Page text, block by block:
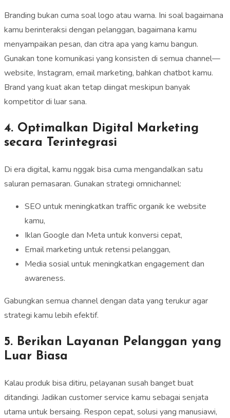
Branding bukan cuma soal logo atau warna. Ini soal bagaimana
kamu berinteraksi dengan pelanggan, bagaimana kamu
menyampaikan pesan, dan citra apa yang kamu bangun.
Gunakan tone komunikasi yang konsisten di semua channel—
website, Instagram, email marketing, bahkan chatbot kamu.
Brand yang kuat akan tetap diingat meskipun banyak
kompetitor di luar sana.
4. Optimalkan Digital Marketing
secara Terintegrasi
Di era digital, kamu nggak bisa cuma mengandalkan satu
saluran pemasaran. Gunakan strategi omnichannel:
SEO untuk meningkatkan traffic organik ke website
kamu,
Iklan Google dan Meta untuk konversi cepat,
Email marketing untuk retensi pelanggan,
Media sosial untuk meningkatkan engagement dan
awareness.
Gabungkan semua channel dengan data yang terukur agar
strategi kamu lebih efektif.
5. Berikan Layanan Pelanggan yang
Luar Biasa
Kalau produk bisa ditiru, pelayanan susah banget buat
ditandingi. Jadikan customer service kamu sebagai senjata
utama untuk bersaing. Respon cepat, solusi yang manusiawi,